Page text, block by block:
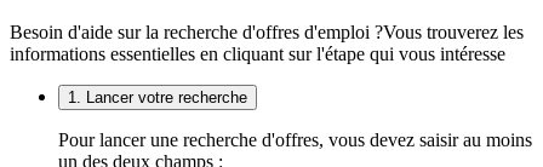
Besoin d'aide sur la recherche d'offres d'emploi ?Vous trouverez les
informations essentielles en cliquant sur l'étape qui vous intéresse
1. Lancer votre recherche
Pour lancer une recherche d'offres, vous devez saisir au moins
un des deux champs :